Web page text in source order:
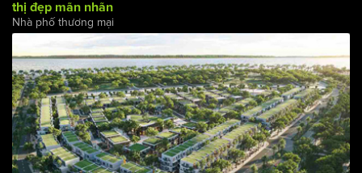
Top các mẫu nhà liền kề kiểu Châu Âu đẹp trong khu đô
thị đẹp mãn nhãn
Nhà phố thương mại